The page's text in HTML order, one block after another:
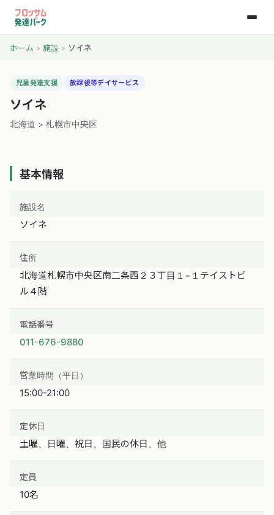
ホーム » 施設 » ソイネ
児童発達支援 放課後等デイサービス
ソイネ
北海道 > 札幌市中央区
基本情報
施設名
ソイネ
住所
北海道札幌市中央区南二条西２３丁目１−１テイストビ
ル４階
電話番号
011-676-9880
営業時間（平日）
15:00-21:00
定休日
土曜、日曜、祝日、国民の休日、他
定員
10名